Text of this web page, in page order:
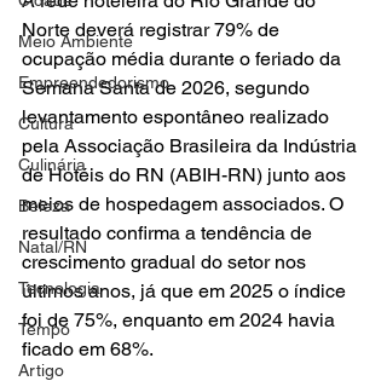
Meio Ambiente
Empreendedorismo
Cultura
Culinária
Beleza
Natal/RN
Tecnologia
Tempo
Artigo
Norte deverá registrar 79% de
ocupação média durante o feriado da
Semana Santa de 2026, segundo
levantamento espontâneo realizado
pela Associação Brasileira da Indústria
de Hotéis do RN (ABIH-RN) junto aos
meios de hospedagem associados. O
resultado confirma a tendência de
crescimento gradual do setor nos
últimos anos, já que em 2025 o índice
foi de 75%, enquanto em 2024 havia
ficado em 68%.